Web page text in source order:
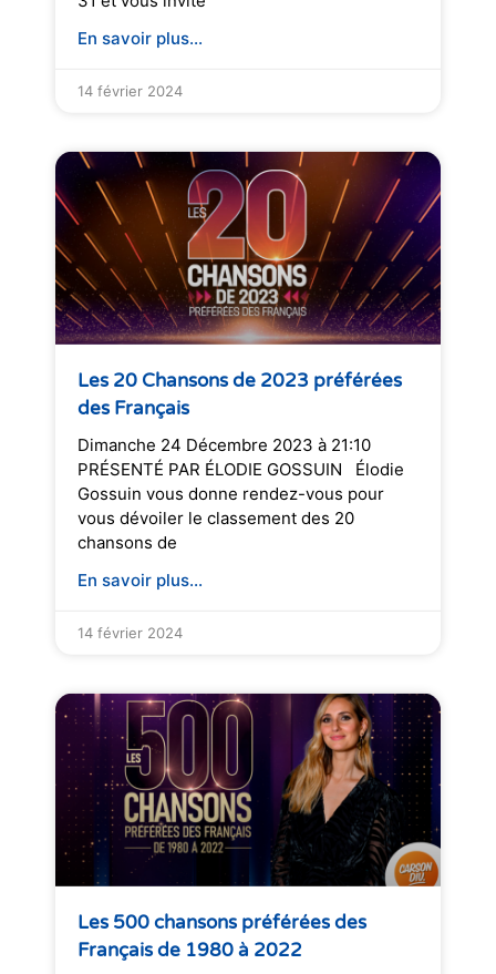
En savoir plus...
14 février 2024
Les 20 Chansons de 2023 préférées
des Français
Dimanche 24 Décembre 2023 à 21:10
PRÉSENTÉ PAR ÉLODIE GOSSUIN Élodie
Gossuin vous donne rendez-vous pour
vous dévoiler le classement des 20
chansons de
En savoir plus...
14 février 2024
Les 500 chansons préférées des
Français de 1980 à 2022